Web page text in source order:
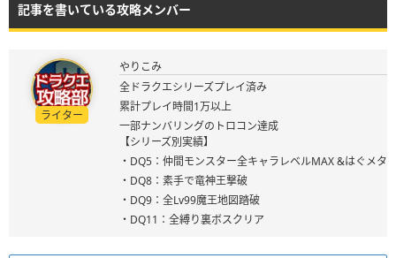
記事を書いている攻略メンバー
ライター
やりこみ
全ドラクエシリーズプレイ済み
累計プレイ時間1万以上
一部ナンバリングのトロコン達成
【シリーズ別実績】
・DQ5：仲間モンスター全キャラレベルMAX &はぐメタ
・DQ8：素手で竜神王撃破
・DQ9：全Lv99魔王地図踏破
・DQ11：全縛り裏ボスクリア